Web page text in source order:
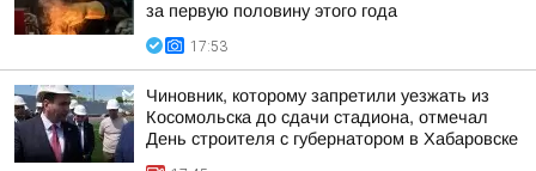
за первую половину этого года
17:53
Чиновник, которому запретили уезжать из
Косомольска до сдачи стадиона, отмечал
День строителя с губернатором в Хабаровске